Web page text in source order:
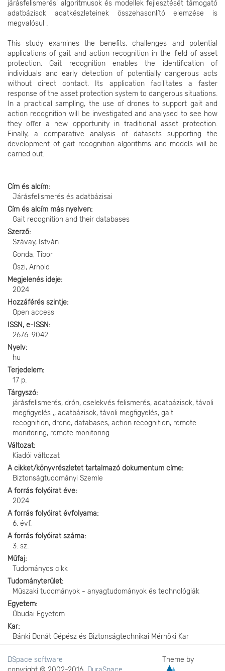
járásfelismerési algoritmusok és modellek fejlesztését támogató
adatbázisok adatkészleteinek összehasonlító elemzése is
megvalósul .
This study examines the benefits, challenges and potential
applications of gait and action recognition in the field of asset
protection. Gait recognition enables the identification of
individuals and early detection of potentially dangerous acts
without direct contact. Its application facilitates a faster
response of the asset protection system to dangerous situations.
In a practical sampling, the use of drones to support gait and
action recognition will be investigated and analysed to see how
they offer a new opportunity in traditional asset protection.
Finally, a comparative analysis of datasets supporting the
development of gait recognition algorithms and models will be
carried out.
Cím és alcím
Járásfelismerés és adatbázisai
Cím és alcím más nyelven
Gait recognition and their databases
Szerző
Szávay, István
Gonda, Tibor
Őszi, Arnold
Megjelenés ideje
2024
Hozzáférés szintje
Open access
ISSN, e-ISSN
2676-9042
Nyelv
hu
Terjedelem
17 p.
Tárgyszó
járásfelismerés, drón, cselekvés felismerés, adatbázisok, távoli
megfigyelés ,, adatbázisok, távoli megfigyelés, gait
recognition, drone, databases, action recognition, remote
monitoring, remote monitoring
Változat
Kiadói változat
A cikket/könyvrészletet tartalmazó dokumentum címe
Biztonságtudományi Szemle
A forrás folyóirat éve
2024
A forrás folyóirat évfolyama
6. évf.
A forrás folyóirat száma
3. sz.
Műfaj
Tudományos cikk
Tudományterület
Műszaki tudományok - anyagtudományok és technológiák
Egyetem
Óbudai Egyetem
Kar
Bánki Donát Gépész és Biztonságtechnikai Mérnöki Kar
DSpace software
Theme by